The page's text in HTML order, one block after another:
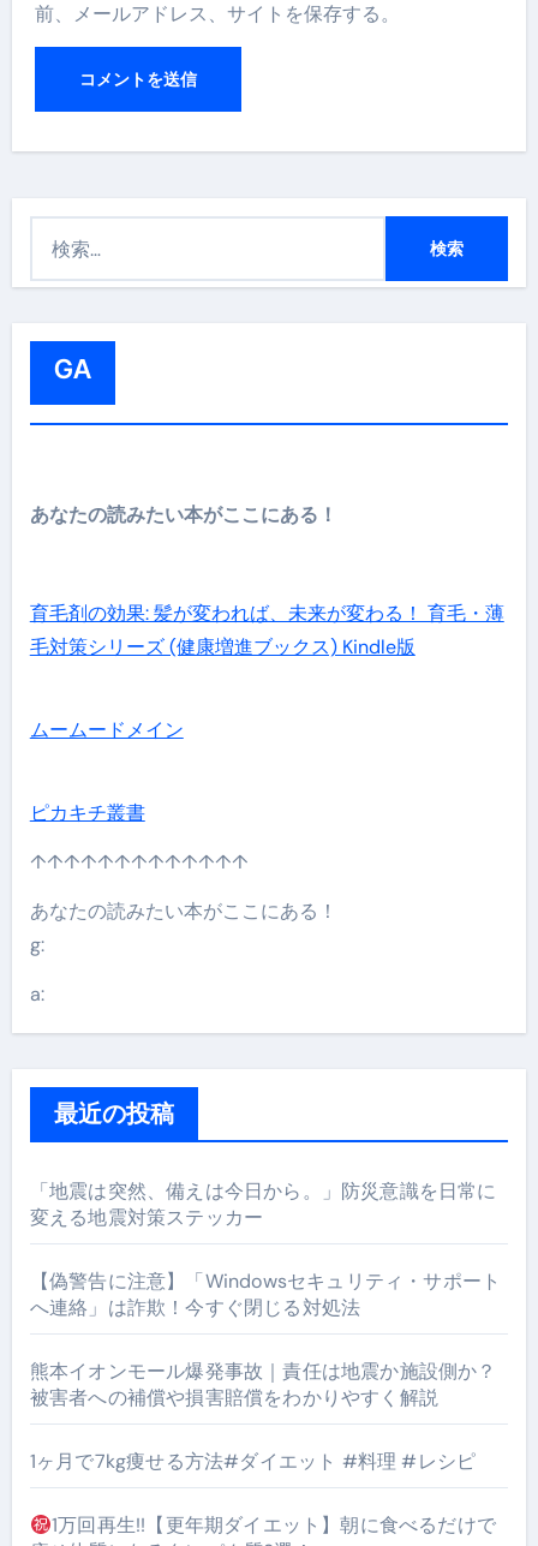
前、メールアドレス、サイトを保存する。
GA
あなたの読みたい本がここにある！
育毛剤の効果: 髪が変われば、未来が変わる！ 育毛・薄
毛対策シリーズ (健康増進ブックス) Kindle版
ムームードメイン
ピカキチ叢書
↑↑↑↑↑↑↑↑↑↑↑↑↑
あなたの読みたい本がここにある！
g:
a:
最近の投稿
「地震は突然、備えは今日から。」防災意識を日常に
変える地震対策ステッカー
【偽警告に注意】「Windowsセキュリティ・サポート
へ連絡」は詐欺！今すぐ閉じる対処法
熊本イオンモール爆発事故｜責任は地震か施設側か？
被害者への補償や損害賠償をわかりやすく解説
1ヶ月で7kg痩せる方法#ダイエット #料理 #レシピ
1万回再生!!【更年期ダイエット】朝に食べるだけで